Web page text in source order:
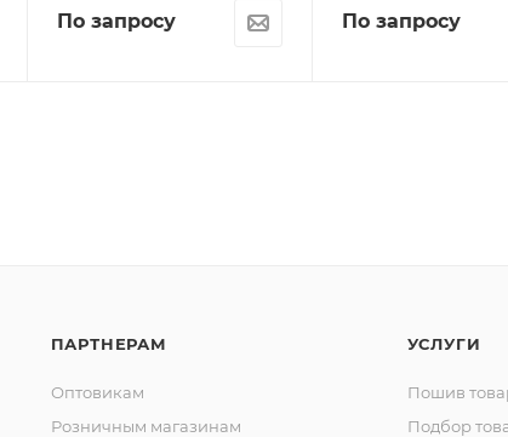
По запросу По запросу
ПАРТНЕРАМ
Оптовикам
Розничным магазинам
УСЛУГИ
Пошив
Подбор